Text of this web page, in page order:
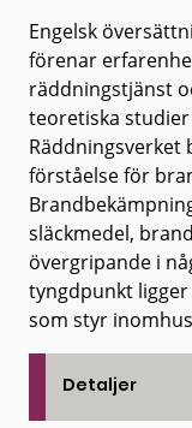
Engelsk
förenar
räddningstjänst
teoretiska
Räddningsverket
förståelse för
släckmedel,
övergripande i
tyngdpunkt
som styr
Detaljer